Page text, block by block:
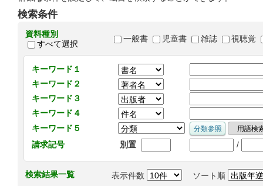
検索条件
資料種別
すべて選択
一般書 児童書 雑誌 視聴覚
キーワード１
キーワード２
キーワード３
キーワード４
キーワード５
請求記号
別置 /
検索結果一覧 表示件数 ソート順